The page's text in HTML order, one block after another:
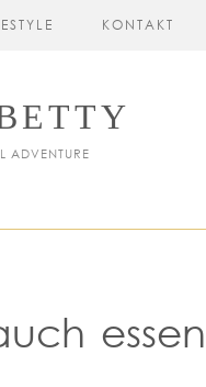
ADVENTURE
KONTAKT
essen